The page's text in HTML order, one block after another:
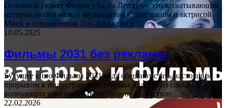
Основной сюжет Фильм «Ла Ла Ленд» — это захватывающая
история любви между музыкантом Себастьяном и актрисой
Мией в современном Лос-Анджелесе.…
10.05.2025
Фильмы 2031 без рекламы
Будущее кино Фильмы 2031 года обещают стать настоящим
прорывом в индустрии развлечений. Одним из самых
волнующих изменений будет полное отсутствие…
22.02.2026